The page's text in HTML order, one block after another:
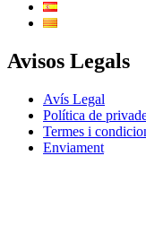
Avisos Legals
Avís Legal
Política de
Termes i
Enviament